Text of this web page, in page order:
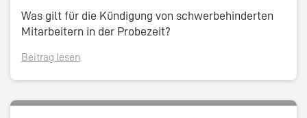
Was gilt für die Kündigung von schwerbehinderten
Mitarbeitern in der Probezeit?
Beitrag lesen